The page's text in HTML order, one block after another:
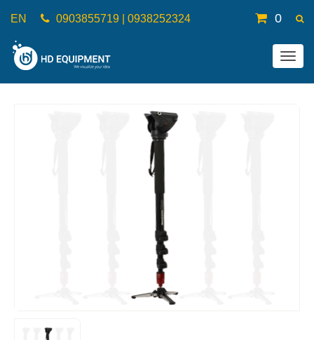
EN 0903855719 | 0938252324 0